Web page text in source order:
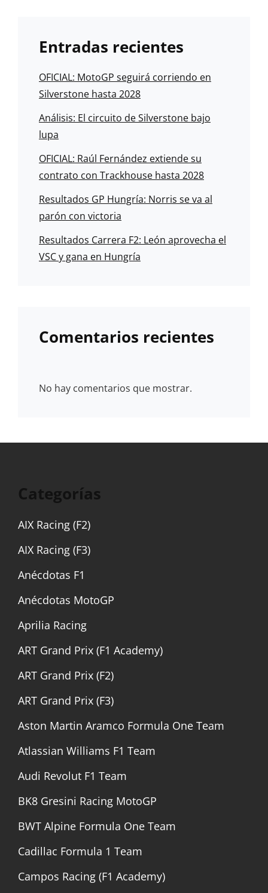
Entradas recientes
OFICIAL: MotoGP seguirá corriendo en
Silverstone hasta 2028
Análisis: El circuito de Silverstone bajo
lupa
OFICIAL: Raúl Fernández extiende su
contrato con Trackhouse hasta 2028
Resultados GP Hungría: Norris se va al
parón con victoria
Resultados Carrera F2: León aprovecha el
VSC y gana en Hungría
Comentarios recientes
No hay comentarios que mostrar.
Categorías
AIX Racing (F2)
AIX Racing (F3)
Anécdotas F1
Anécdotas MotoGP
Aprilia Racing
ART Grand Prix (F1 Academy)
ART Grand Prix (F2)
ART Grand Prix (F3)
Aston Martin Aramco Formula One Team
Atlassian Williams F1 Team
Audi Revolut F1 Team
BK8 Gresini Racing MotoGP
BWT Alpine Formula One Team
Cadillac Formula 1 Team
Campos Racing (F1 Academy)